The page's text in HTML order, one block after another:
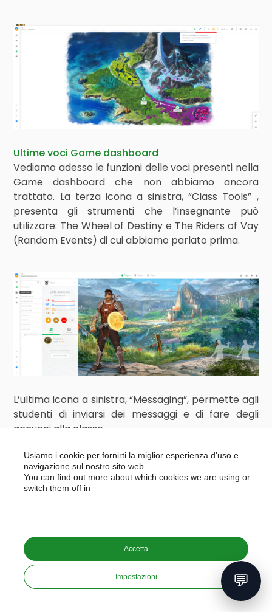
Ultime voci Game dashboard
Vediamo adesso le funzioni delle voci presenti nella
Game dashboard che non abbiamo ancora
trattato. La terza icona a sinistra, “Class Tools” ,
presenta gli strumenti che l’insegnante può
utilizzare: The Wheel of Destiny e The Riders of Vay
(Random Events) di cui abbiamo parlato prima.
L’ultima icona a sinistra, “Messaging”, permette agli
studenti di inviarsi dei messaggi e di fare degli
annunci alla classe.
💬
Usiamo i cookie per fornirti la miglior esperienza d'uso e
navigazione sul nostro sito web.
You can find out more about which cookies we are using or
switch them off in
Accetta
Impostazioni